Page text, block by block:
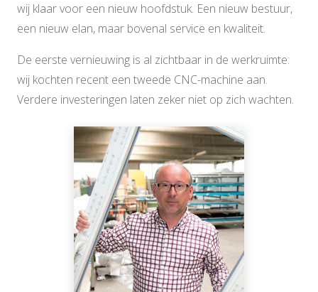
wij klaar voor een nieuw hoofdstuk. Een nieuw bestuur,
een nieuw elan, maar bovenal service en kwaliteit.
De eerste vernieuwing is al zichtbaar in de werkruimte:
wij kochten recent een tweede CNC-machine aan.
Verdere investeringen laten zeker niet op zich wachten.